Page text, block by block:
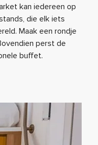
kan iedereen op
die elk iets
Maak een rondje
perst de
buffet.